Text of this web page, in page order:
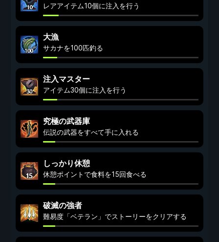
レアアイテム10個に注入を行う
大漁
サカナを100匹釣る
注入マスター
アイテム30個に注入を行う
究極の武器庫
伝説の武器をすべて手に入れる
しっかり休憩
休憩ポイントで食料を15回食べる
破滅の強者
難易度「ベテラン」でストーリーをクリアする